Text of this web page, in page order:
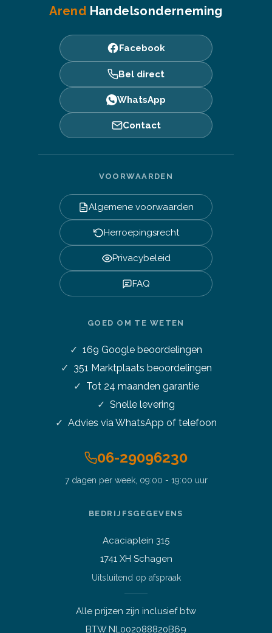
Arend Handelsonderneming
Facebook
Bel direct
WhatsApp
Contact
VOORWAARDEN
Algemene voorwaarden
Herroepingsrecht
Privacybeleid
FAQ
GOED OM TE WETEN
169 Google beoordelingen
351 Marktplaats beoordelingen
Tot 24 maanden garantie
Snelle levering
Advies via WhatsApp of telefoon
06-29096230
7 dagen per week, 09:00 - 19:00 uur
BEDRIJFSGEGEVENS
Acaciaplein 315
1741 XH Schagen
Uitsluitend op afspraak
Alle prijzen zijn inclusief btw
BTW NL002088820B69
Stel je vraag over dit
GHz 16GB DDR4 250GB NVMe
Welk apparaat past bij mij?
Afspraak maken
Afhalen of bezichtigen